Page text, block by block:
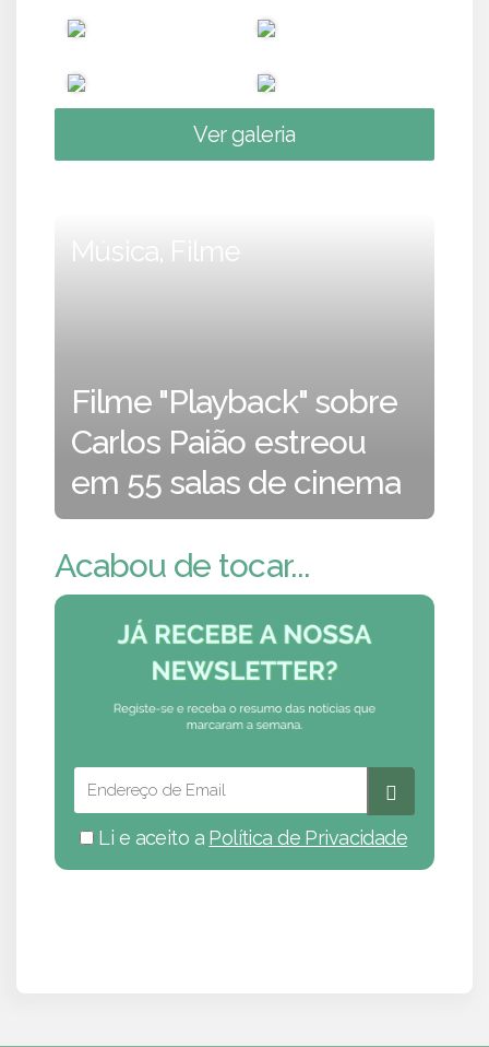
Ver galeria
Música, Filme
Filme "Playback" sobre
Carlos Paião estreou
em 55 salas de cinema
Acabou de tocar...
Li e aceito a Política de Privacidade